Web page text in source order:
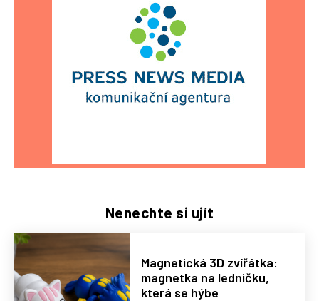
Nenechte si ujít
Magnetická 3D zvířátka:
magnetka na ledničku,
která se hýbe